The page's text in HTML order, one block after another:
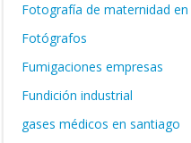
Fotografía de maternidad en
Fotógrafos
Fumigaciones empresas
Fundición industrial
gases médicos en santiago